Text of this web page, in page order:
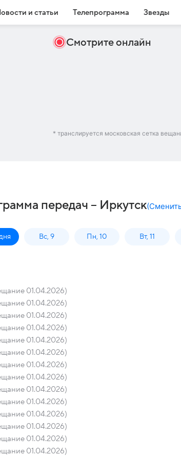
и статьи Телепрограмма Звезды
Смотрите онлайн
* транслируется московская сетка
передач – Иркутск(
Вс, 9 Пн, 10 Вт, 11
01.04.2026)
01.04.2026)
01.04.2026)
01.04.2026)
01.04.2026)
01.04.2026)
01.04.2026)
01.04.2026)
01.04.2026)
01.04.2026)
01.04.2026)
01.04.2026)
01.04.2026)
01.04.2026)